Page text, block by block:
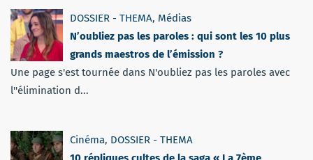
DOSSIER - THEMA, Médias
N’oubliez pas les paroles : qui sont les 10 plus
grands maestros de l’émission ?
Une page s'est tournée dans N'oubliez pas les paroles avec
l''élimination d...
Cinéma, DOSSIER - THEMA